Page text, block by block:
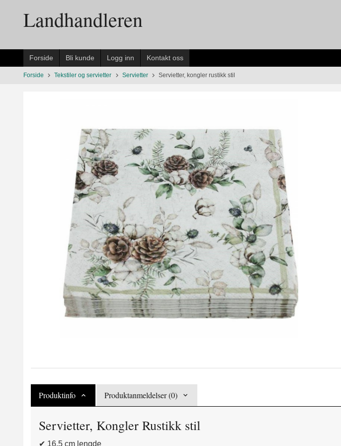
innholdetLandhandleren
Forside Bli kunde Logg inn Kontakt oss
Forside Tekstiler og servietter Servietter Servietter, kongler rustikk stil
Produktinfo Produktanmeldelser (0)
Servietter, Kongler Rustikk stil
✔ 16.5 cm lengde